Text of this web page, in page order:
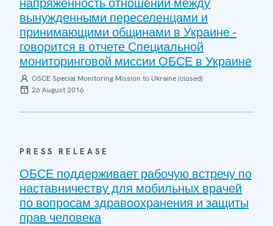
вынужденными переселенцами и
принимающими общинами в Украине -
говорится в отчете Специальной
мониторинговой миссии ОБСЕ в Украине
OSCE Special Monitoring Mission to Ukraine (closed)
26 August 2016
PRESS RELEASE
ОБСЕ поддерживает рабочую встречу по
наставничеству для мобильных врачей
по вопросам здравоохранения и защиты
прав человека